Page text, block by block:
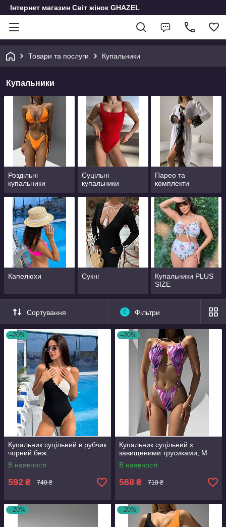
Інтернет магазин Світ жінок GHAZEL
Товари та послуги Купальники
Купальники
Роздільні
купальники
Суцільні
купальники
Парео та
комплекти
Капелюхи Сукні
Купальники PLUS
SIZE
Сортування 0 Фільтри
–20%
Купальник суцільний в рубчик
чорний беж
В наявності
592 ₴ 740 ₴
–20%
Купальник суцільний з
завищеними трусиками, М
В наявності
568 ₴ 710 ₴
–20% –20%